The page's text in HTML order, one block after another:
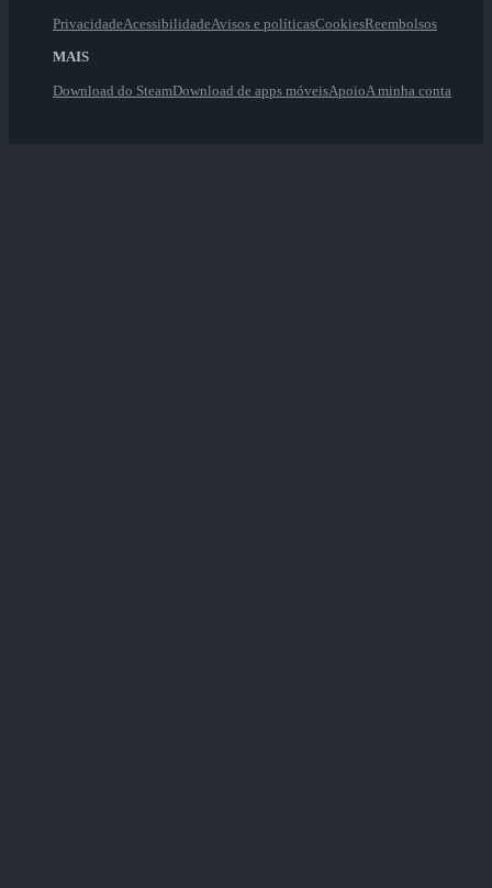
PrivacidadeAcessibilidadeAvisos e políticasCookiesReembolsos
MAIS
Download do SteamDownload de apps móveisApoioA minha conta